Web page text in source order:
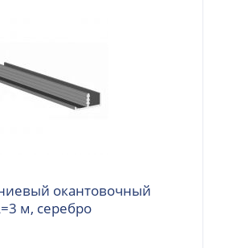
окантовочный
врезной 18 мм, L=3 м, серебро